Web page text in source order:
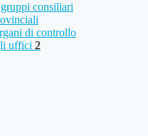
consiliari
di controllo
uffici 2